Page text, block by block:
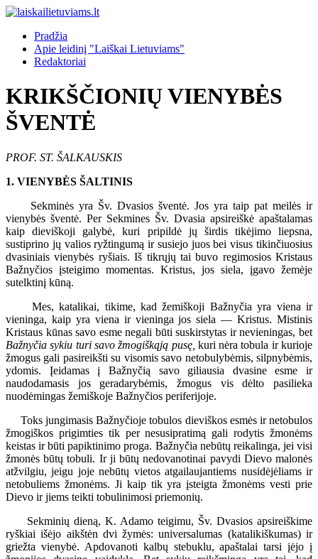
Pradžia
Apie leidinį "Laiškai Lietuviams"
Redaktoriai
KRIKŠČIONIŲ VIENYBĖS
ŠVENTĖ
PROF. ST. ŠALKAUSKIS
1. VIENYBĖS ŠALTINIS
Sekminės yra Šv. Dvasios šventė. Jos yra taip pat meilės ir
vienybės šventė. Per Sekmines Šv. Dvasia apsireiškė apaštalamas
kaip dieviškoji galybė, kuri pripildė jų širdis tikėjimo liepsna,
sustiprino jų valios ryžtingumą ir susiejo juos bei visus tikinčiuosius
dvasiniais vienybės ryšiais. Iš tikrųjų tai buvo regimosios Kristaus
Bažnyčios įsteigimo momentas. Kristus, jos siela, įgavo žemėje
sutelktinį kūną.
Mes, katalikai, tikime, kad žemiškoji Bažnyčia yra viena ir
vieninga, kaip yra viena ir vieninga jos siela — Kristus. Mistinis
Kristaus kūnas savo esme negali būti suskirstytas ir nevieningas, bet
Bažnyčia sykiu turi savo žmogiškąją pusę, kuri nėra tobula ir kurioje
žmogus gali pasireikšti su visomis savo netobulybėmis, silpnybėmis,
ydomis. Įeidamas į Bažnyčią savo giliausia dvasine esme ir
naudodamasis jos geradarybėmis, žmogus vis dėlto pasilieka
nuodėmingas žemiškoje Bažnyčios periferijoje.
Toks jungimasis Bažnyčioje tobulos dieviškos esmės ir netobulos
žmogiškos prigimties tik per nesusipratimą gali rodytis žmonėms
keistas ir būti papiktinimo proga. Bažnyčia nebūtų reikalinga, jei visi
žmonės būtų tobuli. Ir ji būtų nedovanotinai pavydi Dievo malonės
atžvilgiu, jeigu joje nebūtų vietos atgailaujantiems nusidėjėliams ir
netobuliems žmonėms. Ji kaip tik yra įsteigta žmonėms vesti prie
Dievo ir jiems teikti tobulinimosi priemonių.
Sekminių dieną, K. Adamo teigimu, Šv. Dvasios apsireiškime
ryškiai išėjo aikštėn dvi žymės: universalumas (katalikiškumas) ir
griežta vienybė. Apdovanoti kalbų stebuklu, apaštalai tarsi įėjo į